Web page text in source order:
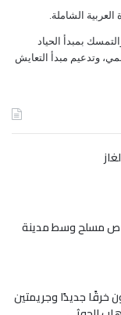
ﺍﻟﺸﺎﻣﻠﺔ.
ﺑﻤﺒﺪﺃ ﺍﻟﺤﻴﺎﺩ
ﻭﺗﺪﻋﻴﻢ ﻣﺒﺪﺃ ﺍﻟﺘﻌﺎﻳﺶ
مسلح وسط مدينة
خرقًا جديدًا وجريمتين